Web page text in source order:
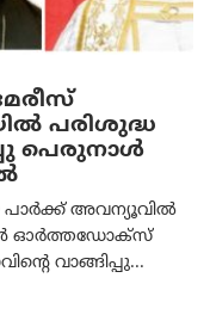
പരിശുദ്ധ
പെരുനാൾ
പാർക്ക് അവന്യൂവിൽ
ഓർത്തഡോക്സ്
വാങ്ങിപ്പു...